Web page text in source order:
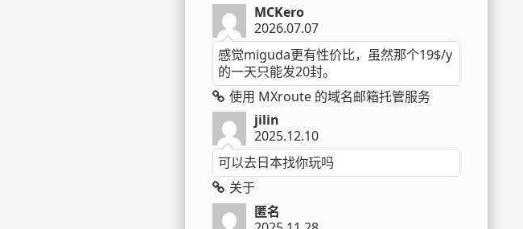
MCKero
2026.07.07
感觉miguda更有性价比，虽然那个19$/y
的一天只能发20封。
使用 MXroute 的域名邮箱托管服务
jilin
2025.12.10
可以去日本找你玩吗
关于
匿名